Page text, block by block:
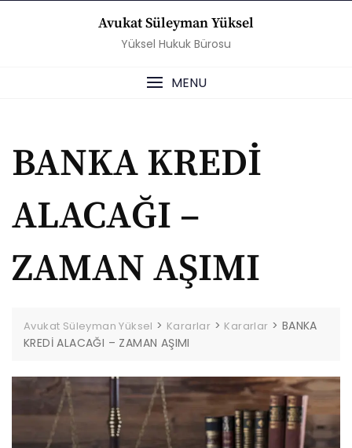
Avukat Süleyman Yüksel
Yüksel Hukuk Bürosu
MENU
BANKA KREDİ
ALACAĞI –
ZAMAN AŞIMI
Avukat Süleyman Yüksel > Kararlar > Kararlar > BANKA
KREDİ ALACAĞI – ZAMAN AŞIMI